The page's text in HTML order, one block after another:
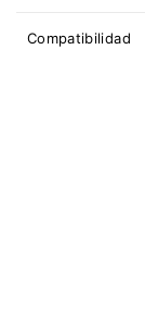
Compatibilidad